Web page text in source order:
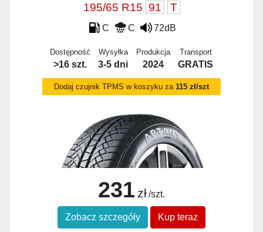
195/65 R15 91 T
C C 72dB
Dostępność
>16 szt.
Wysyłka
3-5 dni
Produkcja
2024
Transport
GRATIS
Dodaj czujnik TPMS w koszyku za 115 zł/szt
231 zł /szt.
Zobacz szczegóły Kup teraz